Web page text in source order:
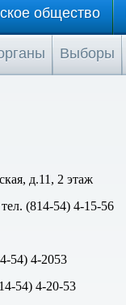
общество
Выборы
д.11, 2 этаж
(814-54) 4-15-56
54) 4-2053
54) 4-20-53